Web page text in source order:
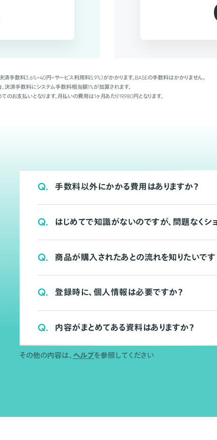
済手数料3.6%+40円+サービス利用料5.9%）がかかります。BASEの手数料はかかりません。
済手数料にシステム手数料相当額1%が加算されます。
のお支払いとなります。月払いの費用は1ヶ月あたり19,980円となります。
Q. 手数料以外にかかる費用はありますか？
Q. はじめてで知識がないのですが、問題なくシ
Q. 商品が購入されたあとの流れを知りたいです
Q. 登録時に、個人情報は必要ですか？
Q. 内容がまとめてある資料はありますか？
その他の内容は、 ヘルプを参照してください